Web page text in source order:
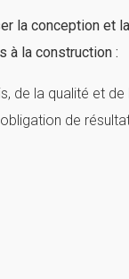
la conception et
à la construction :
de la qualité et de
de